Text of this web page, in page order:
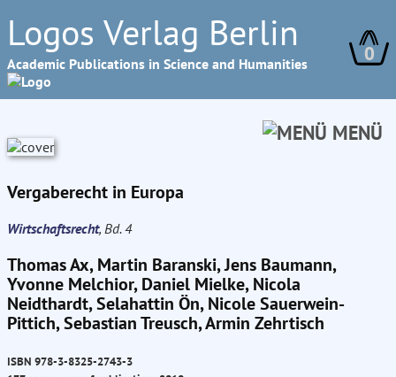
Logos Verlag Berlin
Academic Publications in Science and Humanities 0
MENÜ
Vergaberecht in Europa
Wirtschaftsrecht, Bd. 4
Thomas Ax, Martin Baranski, Jens Baumann,
Yvonne Melchior, Daniel Mielke, Nicola
Neidthardt, Selahattin Ön, Nicole Sauerwein-
Pittich, Sebastian Treusch, Armin Zehrtisch
ISBN 978-3-8325-2743-3